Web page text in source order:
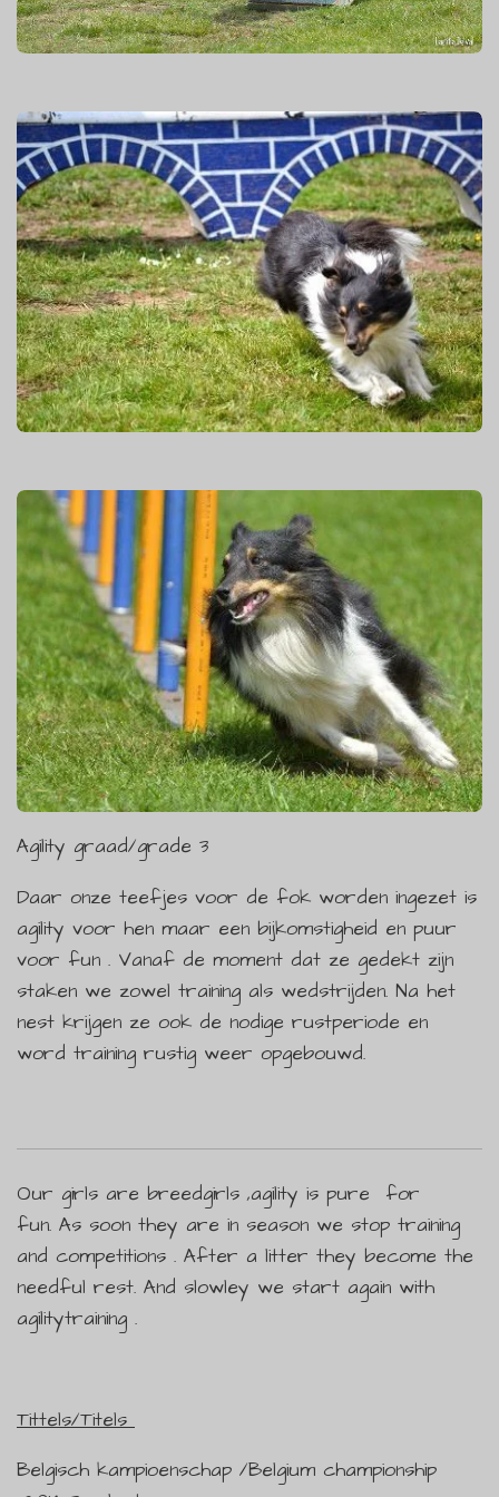
Agility graad/grade 3
Daar onze teefjes voor de fok worden ingezet is
agility voor hen maar een bijkomstigheid en puur
voor fun . Vanaf de moment dat ze gedekt zijn
staken we zowel training als wedstrijden. Na het
nest krijgen ze ook de nodige rustperiode en
word training rustig weer opgebouwd.
Our girls are breedgirls ,agility is pure for
fun. As soon they are in season we stop training
and competitions . After a litter they become the
needful rest. And slowley we start again with
agilitytraining .
Tittels/Titels
Belgisch kampioenschap /Belgium championship